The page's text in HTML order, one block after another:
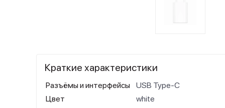
Краткие характеристики
Разъёмы и интерфейсы
USB Type-C
Цвет
white